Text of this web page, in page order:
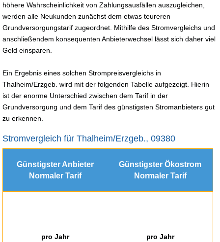
höhere Wahrscheinlichkeit von Zahlungsausfällen auszugleichen,
werden alle Neukunden zunächst dem etwas teureren
Grundversorgungstarif zugeordnet. Mithilfe des Stromvergleichs und
anschließendem konsequenten Anbieterwechsel lässt sich daher viel
Geld einsparen.
Ein Ergebnis eines solchen Strompreisvergleichs in
Thalheim/Erzgeb. wird mit der folgenden Tabelle aufgezeigt. Hierin
ist der enorme Unterschied zwischen dem Tarif in der
Grundversorgung und dem Tarif des günstigsten Stromanbieters gut
zu erkennen.
Stromvergleich für Thalheim/Erzgeb., 09380
Günstigster Anbieter
Normaler Tarif
Günstigster Ökostrom
Normaler Tarif
pro Jahr pro Jahr